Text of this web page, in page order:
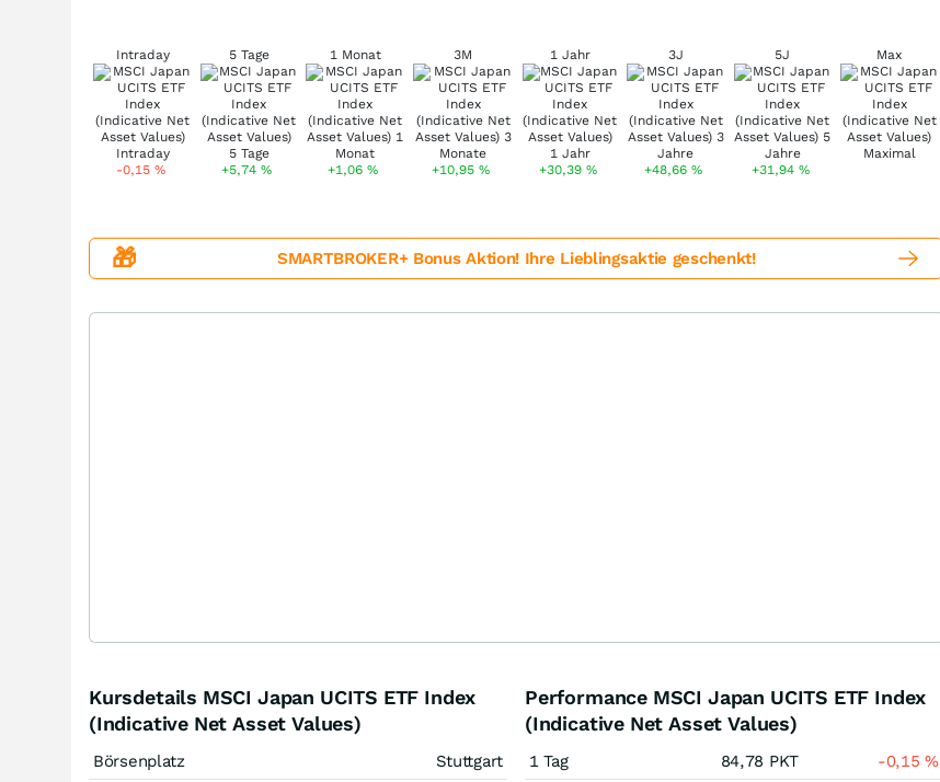
Intraday
-0,15 %
5 Tage
+5,74%
1 Monat
+1,06%
3M
+10,95%
1 Jahr
+30,39 %
3J
+48,66%
5J
+31,94 %
Max
🎁 SMARTBROKER+ Bonus Aktion! Ihre Lieblingsaktie geschenkt!
Kursdetails MSCI Japan UCITS ETF Index
(Indicative Net Asset Values)
Börsenplatz
Stuttgart
Performance MSCI Japan UCITS ETF Index
(Indicative Net Asset Values)
1 Tag 84,78 PKT -0,15%